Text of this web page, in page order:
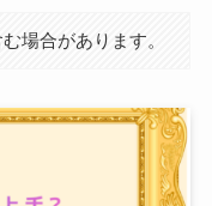
場合があります。